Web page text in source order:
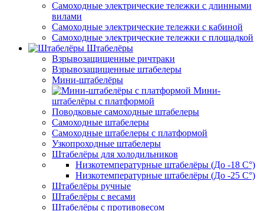
Самоходные электрические тележки с длинными
вилами
Самоходные электрические тележки с кабиной
Самоходные электрические тележки с площадкой
Штабелёры
Взрывозащищенные ричтраки
Взрывозащищенные штабелеры
Мини-штабелёры
Мини-
штабелёры с платформой
Поводковые самоходные штабелеры
Самоходные штабелеры
Самоходные штабелеры с платформой
Узкопроходные штабелеры
Штабелёры для холодильников
Низкотемпературные штабелёры (До -18 C°)
Низкотемпературные штабелёры (До -25 C°)
Штабелёры ручные
Штабелёры с весами
Штабелёры с противовесом